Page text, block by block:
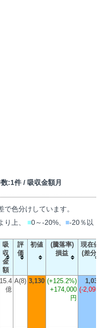
:1件 / 吸収金額月
色分けしています。
り上、 ■0～-20%、 ■-20％以
吸
収
金
額
評
価
初値
(騰落率)
損益
現在値
(差分)
15.4
億
A(8) 3,130 (+125.2%)
+174,000
円
1,037
(-2,093)